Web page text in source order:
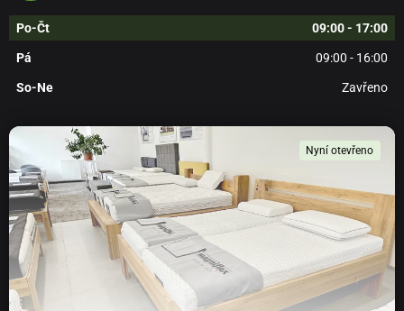
Po-Čt 09:00 - 17:00
Pá 09:00 - 16:00
So-Ne Zavřeno
Nyní otevřeno